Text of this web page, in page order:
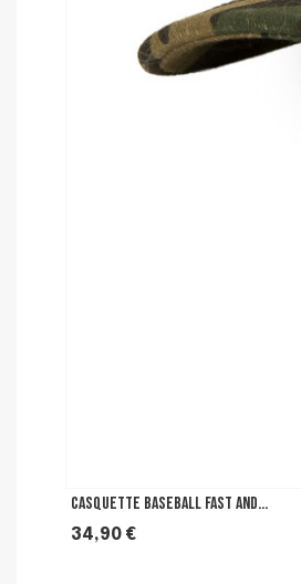
Casquette Baseball Fast And...
Prix
34,90 €